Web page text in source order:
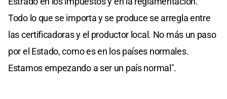
Todo lo que se importa y se produce se arregla entre
las certificadoras y el productor local. No más un paso
por el Estado, como es en los países normales.
Estamos empezando a ser un país normal".